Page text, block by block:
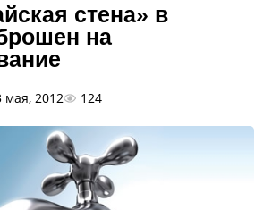
стена» в
на
мая, 2012 124